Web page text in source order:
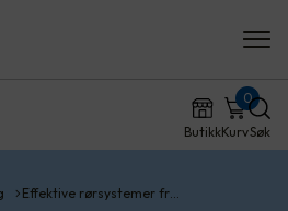
ButikkKurv
0
Søk
Effektive rørsystemer fr…